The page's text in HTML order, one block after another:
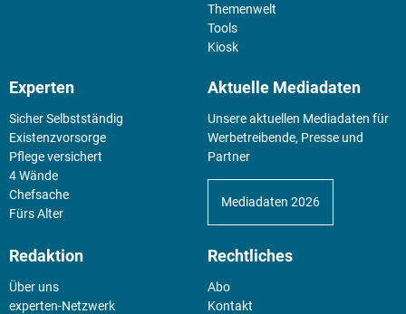
Themenwelt
Tools
Kiosk
Experten
Sicher Selbstständig
Existenz­vorsorge
Pflege versichert
4 Wände
Chefsache
Fürs Alter
Aktuelle Mediadaten
Unsere aktuellen Mediadaten für
Werbetreibende, Presse und
Partner
Mediadaten 2026
Redaktion
Über uns
experten-Netzwerk
Rechtliches
Abo
Kontakt